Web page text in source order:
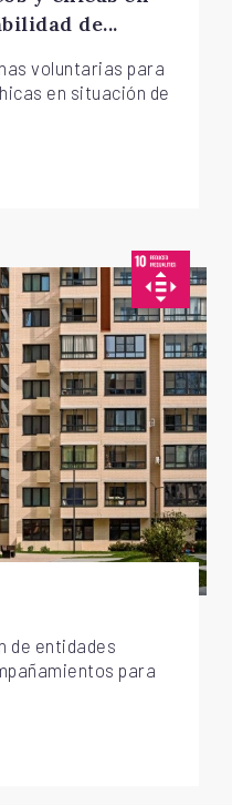
de...
voluntarias para
en situación de
de entidades
para